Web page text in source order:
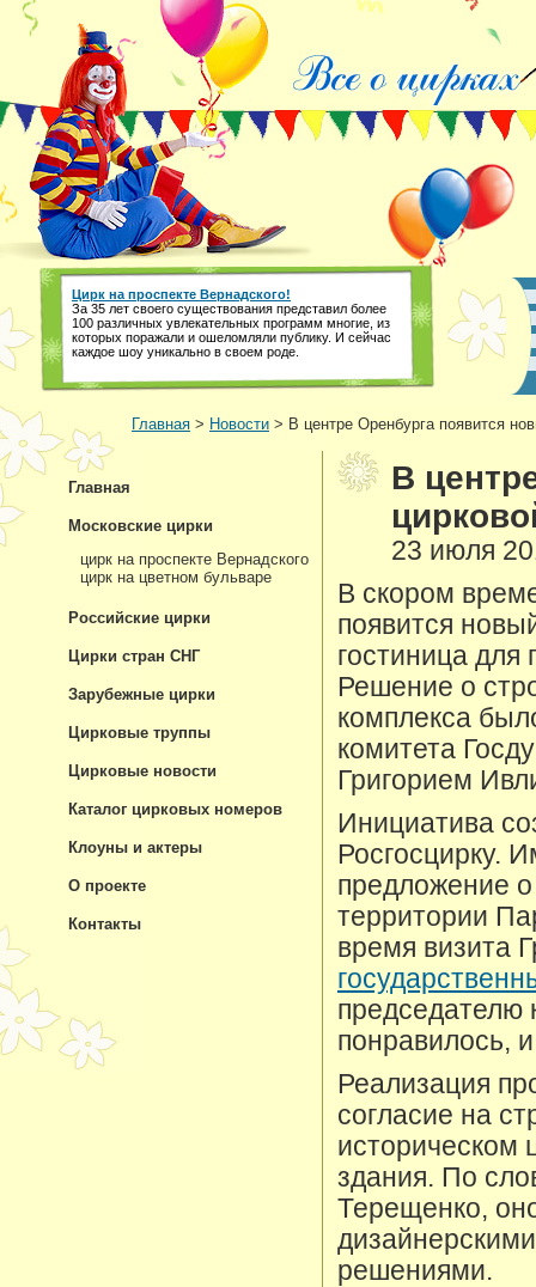
Цирк на проспекте Вернадского!
За 35 лет своего существования представил более
100 различных увлекательных программ многие, из
которых поражали и ошеломляли публику. И сейчас
каждое шоу уникально в своем роде.
Главная > Новости > В центре Оренбурга появится
В
23 июля
В скором
появится
гостиница для
Решение о
комплекса
комитета
Григорием
Инициатива
Росгосцирку.
предложение о
территории
время визита
председателю
понравилось,
Реализация
согласие на
историческом
здания. По
Терещенко,
решениями.
Главная
Московские цирки
цирк на проспекте Вернадского
цирк на цветном бульваре
Российские цирки
Цирки стран СНГ
Зарубежные цирки
Цирковые труппы
Цирковые новости
Каталог цирковых номеров
Клоуны и актеры
О проекте
Контакты